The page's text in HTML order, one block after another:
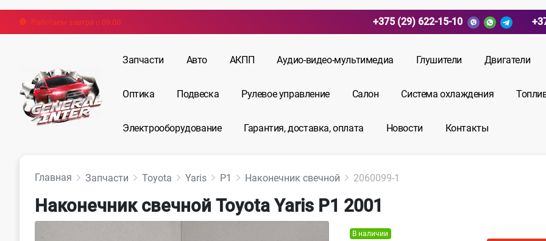
Работаем завтра с 09:00 +375 (29) 622-15-10
Запчасти Авто АКПП Аудио-видео-мультимедиа Глушители Двигатели
Оптика Подвеска Рулевое управление Салон Система охлаждения
Электрооборудование Гарантия, доставка, оплата Новости Контакты
Главная Запчасти Toyota Yaris P1 Наконечник свечной 2060099-1
Наконечник свечной Toyota Yaris P1 2001
В наличии